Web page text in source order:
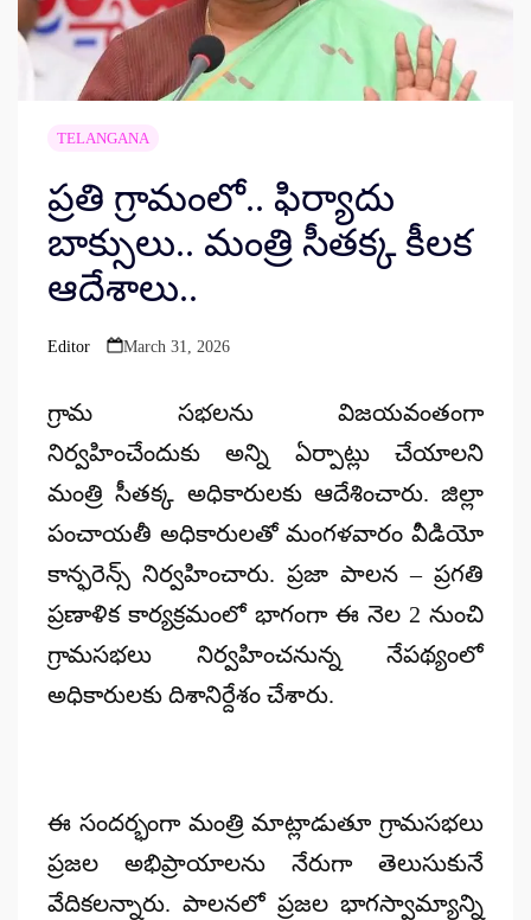
TELANGANA
ప్రతి గ్రామంలో.. ఫిర్యాదు
బాక్సులు.. మంత్రి సీతక్క కీలక
ఆదేశాలు..
Posted
Editor March 31, 2026
గ్రామ సభలను విజయవంతంగా
నిర్వహించేందుకు అన్ని ఏర్పాట్లు చేయాలని
మంత్రి సీతక్క అధికారులకు ఆదేశించారు. జిల్లా
పంచాయతీ అధికారులతో మంగ‌ళ‌వారం వీడియో
కాన్ఫరెన్స్ నిర్వహించారు. ప్రజా పాలన – ప్రగతి
ప్రణాళిక కార్యక్రమంలో భాగంగా ఈ నెల 2 నుంచి
గ్రామసభలు నిర్వహించనున్న నేపథ్యంలో
అధికారుల‌కు దిశానిర్దేశం చేశారు.
ఈ సందర్భంగా మంత్రి మాట్లాడుతూ గ్రామసభలు
ప్రజల అభిప్రాయాలను నేరుగా తెలుసుకునే
వేదికలన్నారు. పాలనలో ప్రజల భాగస్వామ్యాన్ని